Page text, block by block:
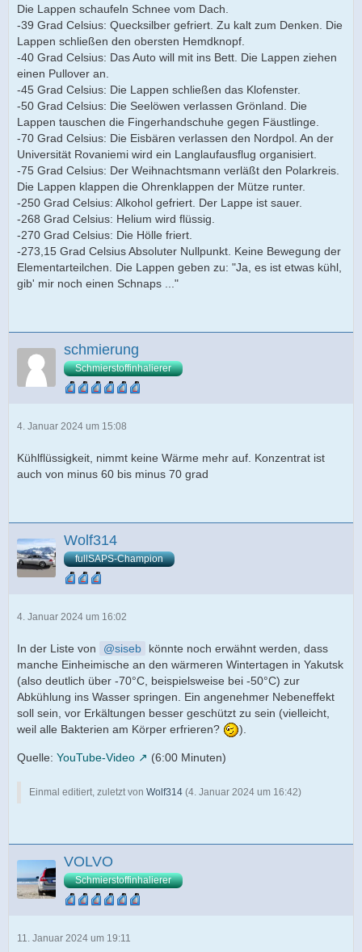
Die Lappen schaufeln Schnee vom Dach.
-39 Grad Celsius: Quecksilber gefriert. Zu kalt zum Denken. Die
Lappen schließen den obersten Hemdknopf.
-40 Grad Celsius: Das Auto will mit ins Bett. Die Lappen ziehen
einen Pullover an.
-45 Grad Celsius: Die Lappen schließen das Klofenster.
-50 Grad Celsius: Die Seelöwen verlassen Grönland. Die
Lappen tauschen die Fingerhandschuhe gegen Fäustlinge.
-70 Grad Celsius: Die Eisbären verlassen den Nordpol. An der
Universität Rovaniemi wird ein Langlaufausflug organisiert.
-75 Grad Celsius: Der Weihnachtsmann verläßt den Polarkreis.
Die Lappen klappen die Ohrenklappen der Mütze runter.
-250 Grad Celsius: Alkohol gefriert. Der Lappe ist sauer.
-268 Grad Celsius: Helium wird flüssig.
-270 Grad Celsius: Die Hölle friert.
-273,15 Grad Celsius Absoluter Nullpunkt. Keine Bewegung der
Elementarteilchen. Die Lappen geben zu: "Ja, es ist etwas kühl,
gib' mir noch einen Schnaps ..."
schmierung
Schmierstoffinhalierer
4. Januar 2024 um 15:08
Kühlflüssigkeit, nimmt keine Wärme mehr auf. Konzentrat ist
auch von minus 60 bis minus 70 grad
Wolf314
fullSAPS-Champion
4. Januar 2024 um 16:02
In der Liste von siseb
könnte noch erwähnt werden, dass
manche Einheimische an den wärmeren Wintertagen in Yakutsk
(also deutlich über -70°C, beispielsweise bei -50°C) zur
Abkühlung ins Wasser springen. Ein angenehmer Nebeneffekt
soll sein, vor Erkältungen besser geschützt zu sein (vielleicht,
weil alle Bakterien am Körper erfrieren?
).
Quelle: YouTube-Video (6:00 Minuten)
Einmal editiert, zuletzt von Wolf314 (4. Januar 2024 um 16:42)
VOLVO
Schmierstoffinhalierer
11. Januar 2024 um 19:11